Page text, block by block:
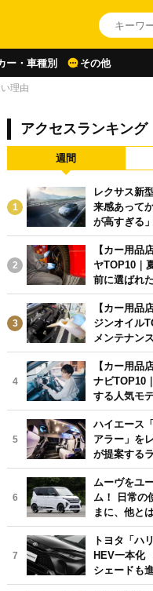
ー・車種別 その他
理由
アクセスランキング
週間
1
レクサス新
来感あって
が高すぎる
2
【カー用品
ヤTOP10｜
前に選ばれ
年6月版】
3
【カー用品
ジンオイル
メンテナン
気モデルは
4
【カー用品
ナビTOP10
する人気モ
月版】
5
ハイエース
アラー」を
が提案する
動体験
6
ムーヴをユ
ム！ 日常の
まに、他と
7
トヨタ「ハ
HEV一本化
シェードも